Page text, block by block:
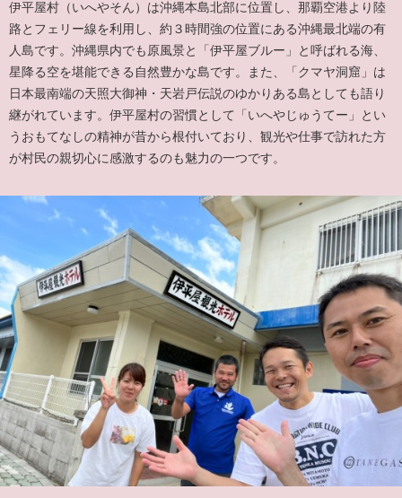
伊平屋村（いへやそん）は沖縄本島北部に位置し、那覇空港より陸
路とフェリー線を利用し、約３時間強の位置にある沖縄最北端の有
人島です。沖縄県内でも原風景と「伊平屋ブルー」と呼ばれる海、
星降る空を堪能できる自然豊かな島です。また、「クマヤ洞窟」は
日本最南端の天照大御神・天岩戸伝説のゆかりある島としても語り
継がれています。伊平屋村の習慣として「いへやじゅうてー」とい
うおもてなしの精神が昔から根付いており、観光や仕事で訪れた方
が村民の親切心に感激するのも魅力の一つです。